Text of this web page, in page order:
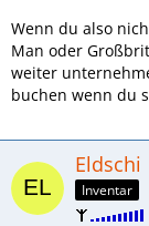
Wenn du also
Man oder
weiter
buchen wenn du
Eldschi
Inventar